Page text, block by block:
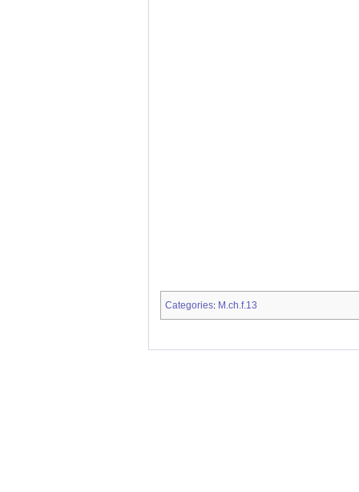
Categories: M.ch.f.13